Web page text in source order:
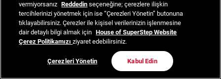
vermiyorsanız Reddedin seçeneğine; çerezlere ilişkin
tercihlerinizi yönetmek için ise “Çerezleri Yönetin” butonuna
tıklayabilirsiniz. Çerezler ile kişisel verilerinizin işlenmesine
dair detaylı bilgi almak için House of SuperStep Website
Çerez Politikamızıziyaret edebilirsiniz.
Çerezleri Yönetin Kabul Edin